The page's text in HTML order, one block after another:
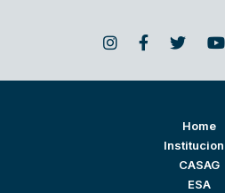
Home
CASAG
ESA